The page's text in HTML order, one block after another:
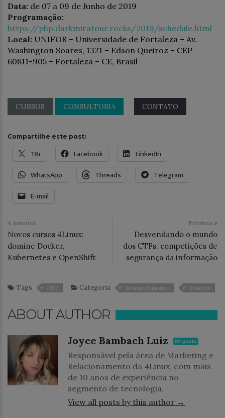
Data: de 07 a 09 de Junho de 2019
Programação:
https://php.darkmiratour.rocks/2019/schedule.html
Local: UNIFOR – Universidade de Fortaleza – Av.
Washington Soares, 1321 – Edson Queiroz – CEP
60811-905 – Fortaleza – CE, Brasil
CURSOS CONSULTORIA CONTATO
Compartilhe este post:
18+ Facebook LinkedIn
WhatsApp Threads Telegram
E-mail
Anterior
Novos cursos 4Linux:
domine Docker,
Kubernetes e OpenShift
Próxima
Desvendando o mundo
dos CTFs: competições de
segurança da informação
Tags PHP Categoria Desenvolvimento Eventos
ABOUT AUTHOR
Joyce Bambach Luiz 92 posts
Responsável pela área de Marketing e
Relacionamento da 4Linux, com mais
de 10 anos de experiência no
segmento de tecnologia.
View all posts by this author →